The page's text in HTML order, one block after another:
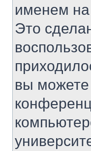
именем на
Это
вы можете